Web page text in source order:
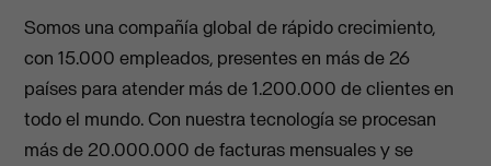
Somos una compañía global de rápido crecimiento,
con 15.000 empleados, presentes en más de 26
países para atender más de 1.200.000 de clientes en
todo el mundo. Con nuestra tecnología se procesan
más de 20.000.000 de facturas mensuales y se